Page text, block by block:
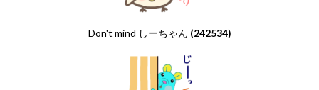
Don't mind しーちゃん (242534)